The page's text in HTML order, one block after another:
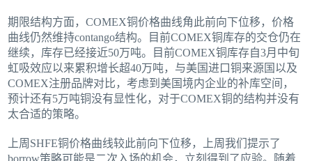
期限结构方面，COMEX铜价格曲线角此前向下位移，价格
曲线仍然维持contango结构。目前COMEX铜库存的交仓仍在
继续，库存已经接近50万吨。目前COMEX铜库存自3月中旬
虹吸效应以来累积增长超40万吨，与美国进口铜来源国以及
COMEX注册品牌对比，考虑到美国境内企业的补库空间，
预计还有5万吨铜没有显性化，对于COMEX铜的结构并没有
太合适的策略。
上周SHFE铜价格曲线较此前向下位移，上周我们提示了